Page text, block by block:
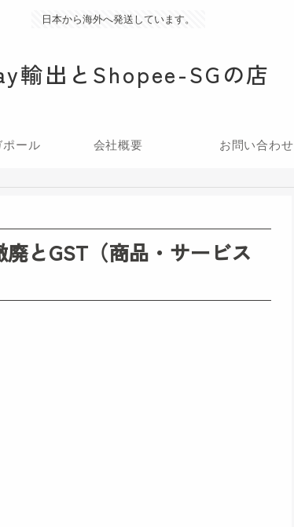
日本から海外へ発送しています。
輸出とShopee-SGの店
ポール 会社概要 お問い合わせ
とGST（商品・サービス